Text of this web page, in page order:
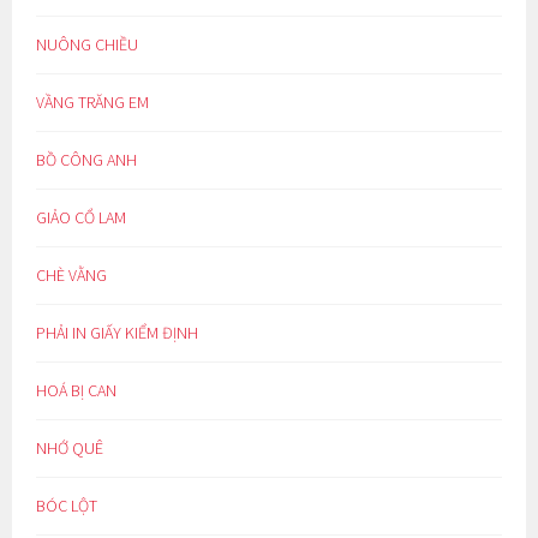
NUÔNG CHIỀU
VẦNG TRĂNG EM
BỒ CÔNG ANH
GIẢO CỔ LAM
CHÈ VẰNG
PHẢI IN GIẤY KIỂM ĐỊNH
HOÁ BỊ CAN
NHỚ QUÊ
BÓC LỘT